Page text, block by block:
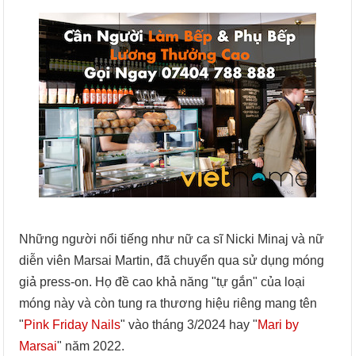
Những người nổi tiếng như nữ ca sĩ Nicki Minaj và nữ
diễn viên Marsai Martin, đã chuyển qua sử dụng móng
giả press-on. Họ đề cao khả năng "tự gắn" của loại
móng này và còn tung ra thương hiệu riêng mang tên
"Pink Friday Nails" vào tháng 3/2024 hay "Mari by
Marsai" năm 2022.